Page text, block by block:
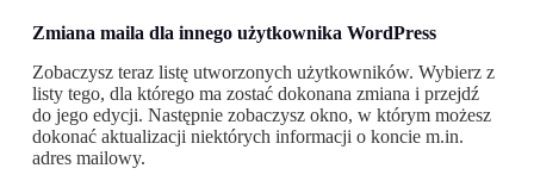
Zmiana maila dla innego użytkownika WordPress
Zobaczysz teraz listę utworzonych użytkowników. Wybierz z
listy tego, dla którego ma zostać dokonana zmiana i przejdź
do jego edycji. Następnie zobaczysz okno, w którym możesz
dokonać aktualizacji niektórych informacji o koncie m.in.
adres mailowy.